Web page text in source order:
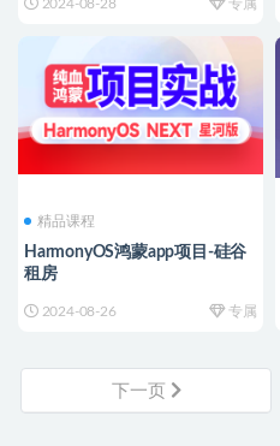
2024-08-28 专属
精品课程
HarmonyOS鸿蒙app项目-硅谷
租房
2024-08-26 专属
下一页